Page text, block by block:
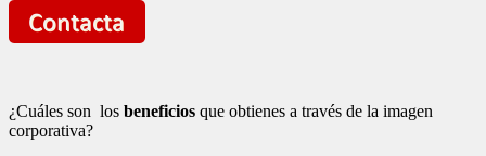
¿Cuáles son los beneficios que obtienes a través de la imagen
corporativa?